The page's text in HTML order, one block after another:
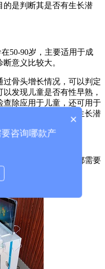
的是判断其是否有生长潜
50-90岁，主要适用于成
意义比较大。
骨头增长情况，可以判定
发现儿童是否有性早熟，
除应用于儿童，还可用于
推后，判断是否有生长潜
度检查还是骨龄检查都需要
费的检测方法。
×
咨询哪款产